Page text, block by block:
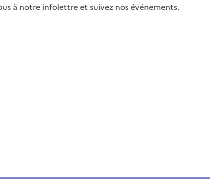
à notre infolettre et suivez nos événements.